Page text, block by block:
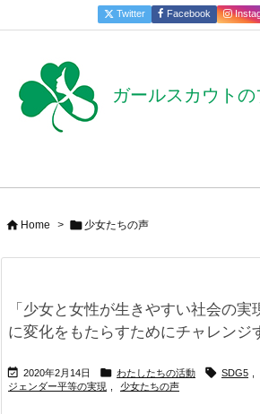
ガールスカウト
Twitter Facebook
 Home >  少女たちの声
「少女と女性が生きやすい社会の
に変化をもたらすためにチャレンジ
 2020年2月14日  わたしたちの活動  SDG5
ジェンダー平等の実現
少女たちの声